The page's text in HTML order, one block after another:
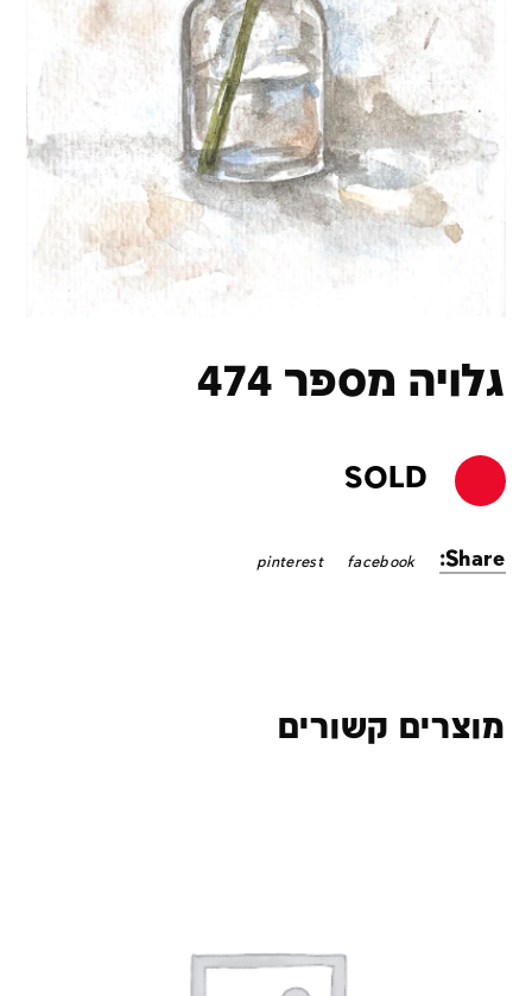
גלויה מספר 474
SOLD
Share:
facebook
pinterest
מוצרים קשורים